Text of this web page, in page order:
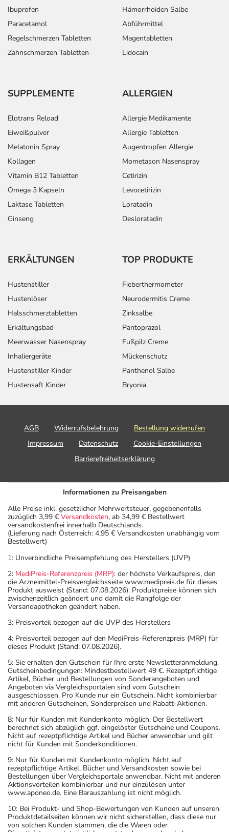
Ibuprofen
Paracetamol
Regelschmerzen Tabletten
Zahnschmerzen Tabletten
Hämorrhoiden Salbe
Abführmittel
Magentabletten
Lidocain
SUPPLEMENTE
Elotrans Reload
Eiweißpulver
Melatonin Spray
Kollagen
Vitamin B12 Tabletten
Omega 3 Kapseln
Laktase Tabletten
Ginseng
ALLERGIEN
Allergie Medikamente
Allergie Tabletten
Augentropfen Allergie
Mometason Nasenspray
Cetirizin
Levocetirizin
Loratadin
Desloratadin
ERKÄLTUNGEN
Hustenstiller
Hustenlöser
Halsschmerztabletten
Erkältungsbad
Meerwasser Nasenspray
Inhaliergeräte
Hustenstiller Kinder
Hustensaft Kinder
TOP PRODUKTE
Fieberthermometer
Neurodermitis Creme
Zinksalbe
Pantoprazol
Fußpilz Creme
Mückenschutz
Panthenol Salbe
Bryonia
AGB Widerrufsbelehrung
Bestellung widerrufen
Impressum
Datenschutz
Cookie-Einstellungen
Barrierefreiheitserklärung
Informationen zu Preisangaben
Alle Preise inkl. gesetzlicher Mehrwertsteuer, gegebenenfalls
zuzüglich 3,99 € Versandkosten, ab 34,99 € Bestellwert
versandkostenfrei innerhalb Deutschlands.
(Lieferung nach Österreich: 4,95 € Versandkosten unabhängig vom
Bestellwert)
1: Unverbindliche Preisempfehlung des Herstellers (UVP)
2: MediPreis-Referenzpreis (MRP): der höchste Verkaufspreis, den
die Arzneimittel-Preisvergleichsseite www.medipreis.de für dieses
Produkt ausweist (Stand: 07.08.2026). Produktpreise können sich
zwischenzeitlich geändert und damit die Rangfolge der
Versandapotheken geändert haben.
3: Preisvorteil bezogen auf die UVP des Herstellers
4: Preisvorteil bezogen auf den MediPreis-Referenzpreis (MRP) für
dieses Produkt (Stand: 07.08.2026).
5: Sie erhalten den Gutschein für Ihre erste Newsletteranmeldung.
Gutscheinbedingungen: Mindestbestellwert 49 €. Rezeptpflichtige
Artikel, Bücher und Bestellungen von Sonderangeboten und
Angeboten via Vergleichsportalen sind vom Gutschein
ausgeschlossen. Pro Kunde nur ein Gutschein. Nicht kombinierbar
mit anderen Gutscheinen, Sonderpreisen und Rabatt-Aktionen.
8: Nur für Kunden mit Kundenkonto möglich. Der Bestellwert
berechnet sich abzüglich ggf. eingelöster Gutscheine und Coupons.
Nicht auf rezeptpflichtige Artikel und Bücher anwendbar und gilt
nicht für Kunden mit Sonderkonditionen.
9: Nur für Kunden mit Kundenkonto möglich. Nicht auf
rezeptpflichtige Artikel, Bücher und Versandkosten sowie bei
Bestellungen über Vergleichsportale anwendbar. Nicht mit anderen
Aktionsvorteilen kombinierbar und nur einzulösen unter
www.aponeo.de. Eine Barauszahlung ist nicht möglich.
10: Bei Produkt- und Shop-Bewertungen von Kunden auf unseren
Produktdetailseiten können wir nicht sicherstellen, dass diese nur
von solchen Kunden stammen, die die Waren oder